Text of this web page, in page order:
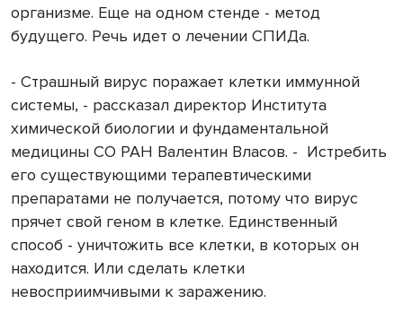
организме. Еще на одном стенде - метод
будущего. Речь идет о лечении СПИДа.
- Страшный вирус поражает клетки иммунной
системы, - рассказал директор Института
химической биологии и фундаментальной
медицины СО РАН Валентин Власов. - Истребить
его существующими терапевтическими
препаратами не получается, потому что вирус
прячет свой геном в клетке. Единственный
способ - уничтожить все клетки, в которых он
находится. Или сделать клетки
невосприимчивыми к заражению.